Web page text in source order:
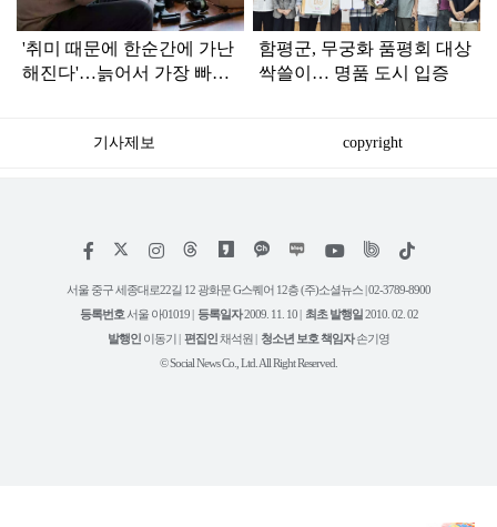
'취미 때문에 한순간에 가난
해진다'…늙어서 가장 빠져
함평군, 무궁화 품평회 대상
싹쓸이… 명품 도시 입증
기사제보 copyright
페
스
인
타
램
위
트
유
튜
틱
서울 중구 세종대로22길 12 광화문 G스퀘어 12층 (주)소셜뉴스 | 02-3789-8900
등록번호 서울 아01019 | 등록일자2009. 11. 10 | 최초 발행일2010. 02. 02
발행인 이동기 | 편집인채석원 | 청소년 보호 책임자손기영
© Social News Co., Ltd. All Right Reserved.